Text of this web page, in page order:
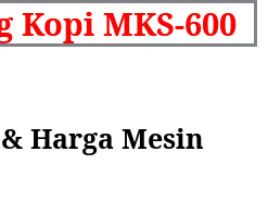
Kopi MKS-600
Harga Mesin